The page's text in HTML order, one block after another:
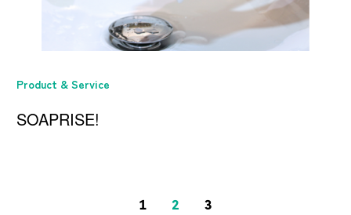
Product & Service
SOAPRISE!
1 2 3